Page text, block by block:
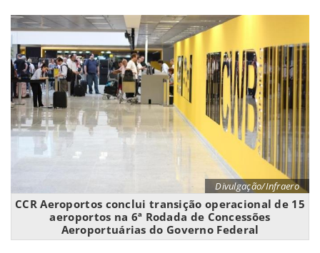
Divulgação/Infraero
CCR Aeroportos conclui transição operacional de 15
aeroportos na 6ª Rodada de Concessões
Aeroportuárias do Governo Federal